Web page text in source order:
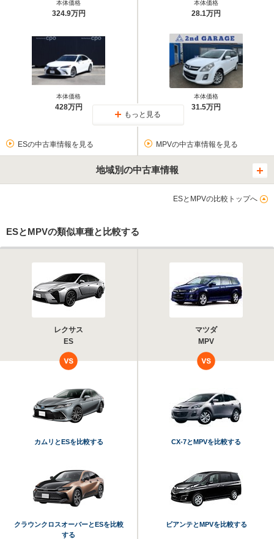
本体価格
324.9万円
本体価格
428万円
本体価格
28.1万円
本体価格
31.5万円
もっと見る
ESの中古車情報を見る MPVの中古車情報を見る
地域別の中古車情報
ESとMPVの比較トップへ
ESとMPVの類似車種と比較する
レクサス
ES
マツダ
MPV
カムリとESを比較する
クラウンクロスオーバーとESを比較
する
CX-7とMPVを比較する
ビアンテとMPVを比較する